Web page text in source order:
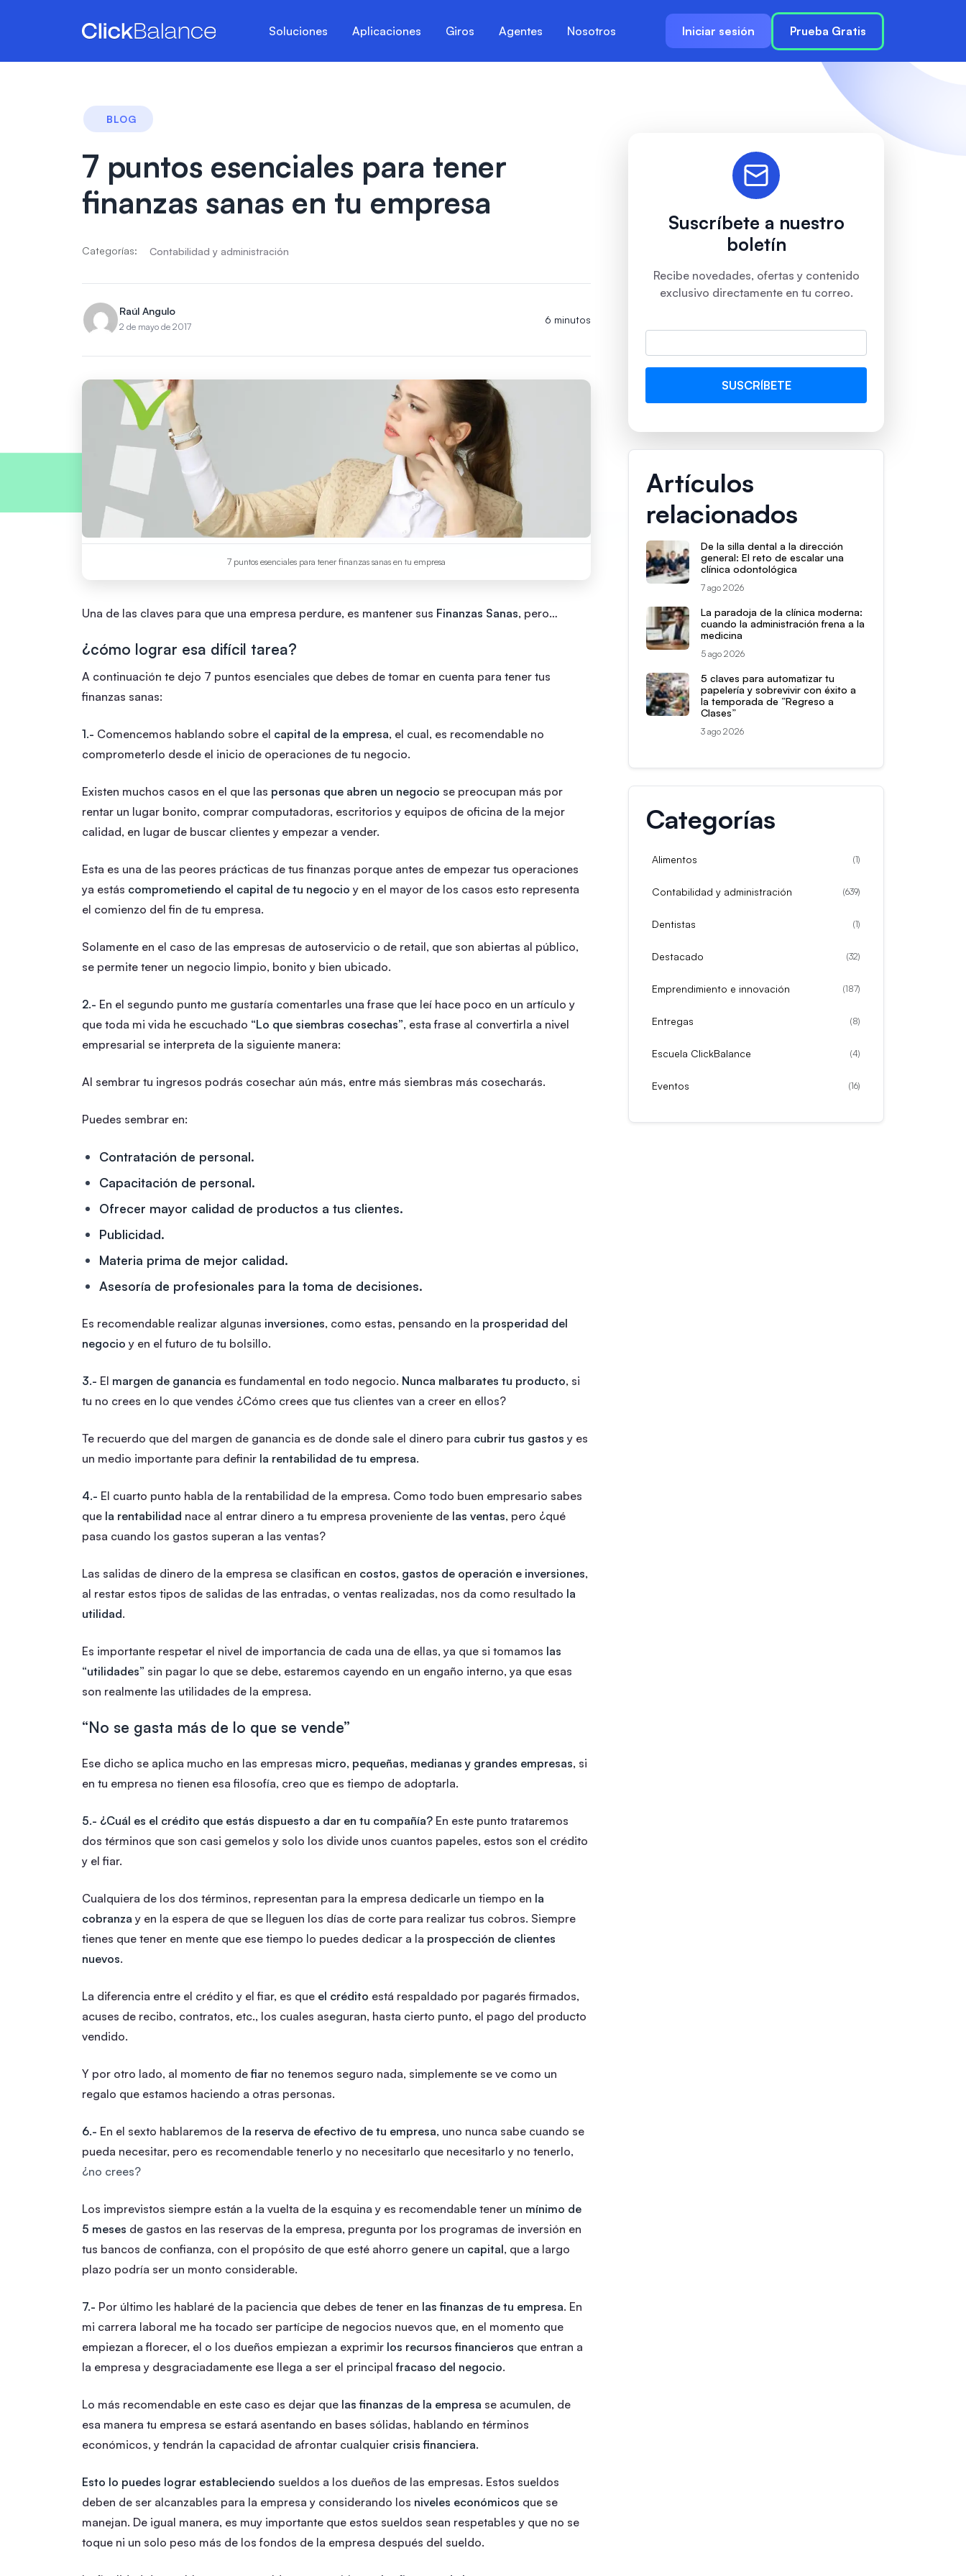
Soluciones Aplicaciones Giros Agentes Nosotros Iniciar sesión Prueba Gratis
BLOG
7 puntos esenciales para tener
finanzas sanas en tu empresa
Categorías: Contabilidad y administración
Raúl Angulo
2 de mayo de 2017
6 minutos
7 puntos esenciales para tener finanzas sanas en tu empresa
Una de las claves para que una empresa perdure, es mantener sus Finanzas Sanas, pero…
¿cómo lograr esa difícil tarea?
A continuación te dejo 7 puntos esenciales que debes de tomar en cuenta para tener tus
finanzas sanas:
1.- Comencemos hablando sobre el capital de la empresa, el cual, es recomendable no
comprometerlo desde el inicio de operaciones de tu negocio.
Existen muchos casos en el que las personas que abren un negocio se preocupan más por
rentar un lugar bonito, comprar computadoras, escritorios y equipos de oficina de la mejor
calidad, en lugar de buscar clientes y empezar a vender.
Esta es una de las peores prácticas de tus finanzas porque antes de empezar tus operaciones
ya estás comprometiendo el capital de tu negocio y en el mayor de los casos esto representa
el comienzo del fin de tu empresa.
Solamente en el caso de las empresas de autoservicio o de retail, que son abiertas al público,
se permite tener un negocio limpio, bonito y bien ubicado.
2.- En el segundo punto me gustaría comentarles una frase que leí hace poco en un artículo y
que toda mi vida he escuchado “Lo que siembras cosechas”, esta frase al convertirla a nivel
empresarial se interpreta de la siguiente manera:
Al sembrar tu ingresos podrás cosechar aún más, entre más siembras más cosecharás.
Puedes sembrar en:
Contratación de personal.
Capacitación de personal.
Ofrecer mayor calidad de productos a tus clientes.
Publicidad.
Materia prima de mejor calidad.
Asesoría de profesionales para la toma de decisiones.
Es recomendable realizar algunas inversiones, como estas, pensando en la prosperidad del
negocio y en el futuro de tu bolsillo.
3.- El margen de ganancia es fundamental en todo negocio. Nunca malbarates tu producto, si
tu no crees en lo que vendes ¿Cómo crees que tus clientes van a creer en ellos?
Te recuerdo que del margen de ganancia es de donde sale el dinero para cubrir tus gastos y es
un medio importante para definir la rentabilidad de tu empresa.
4.- El cuarto punto habla de la rentabilidad de la empresa. Como todo buen empresario sabes
que la rentabilidad nace al entrar dinero a tu empresa proveniente de las ventas, pero ¿qué
pasa cuando los gastos superan a las ventas?
Las salidas de dinero de la empresa se clasifican en costos, gastos de operación e inversiones,
al restar estos tipos de salidas de las entradas, o ventas realizadas, nos da como resultado la
utilidad.
Es importante respetar el nivel de importancia de cada una de ellas, ya que si tomamos las
“utilidades” sin pagar lo que se debe, estaremos cayendo en un engaño interno, ya que esas
son realmente las utilidades de la empresa.
“No se gasta más de lo que se vende”
Ese dicho se aplica mucho en las empresas micro, pequeñas, medianas y grandes empresas, si
en tu empresa no tienen esa filosofía, creo que es tiempo de adoptarla.
5.- ¿Cuál es el crédito que estás dispuesto a dar en tu compañía? En este punto trataremos
dos términos que son casi gemelos y solo los divide unos cuantos papeles, estos son el crédito
y el fiar.
Cualquiera de los dos términos, representan para la empresa dedicarle un tiempo en la
cobranza y en la espera de que se lleguen los días de corte para realizar tus cobros. Siempre
tienes que tener en mente que ese tiempo lo puedes dedicar a la prospección de clientes
nuevos.
La diferencia entre el crédito y el fiar, es que el crédito está respaldado por pagarés firmados,
acuses de recibo, contratos, etc., los cuales aseguran, hasta cierto punto, el pago del producto
vendido.
Y por otro lado, al momento defiar no tenemos seguro nada, simplemente se ve como un
regalo que estamos haciendo a otras personas.
6.- En el sexto hablaremos de la reserva de efectivo de tu empresa, uno nunca sabe cuando se
pueda necesitar, pero es recomendable tenerlo y no necesitarlo que necesitarlo y no tenerlo,
¿no crees?
Los imprevistos siempre están a la vuelta de la esquina y es recomendable tener un mínimo de
5 meses de gastos en las reservas de la empresa, pregunta por los programas de inversión en
tus bancos de confianza, con el propósito de que esté ahorro genere un capital, que a largo
plazo podría ser un monto considerable.
7.- Por último les hablaré de la paciencia que debes de tener en las finanzas de tu empresa. En
mi carrera laboral me ha tocado ser partícipe de negocios nuevos que, en el momento que
empiezan a florecer, el o los dueños empiezan a exprimir los recursos financieros que entran a
la empresa y desgraciadamente ese llega a ser el principalfracaso del negocio.
Lo más recomendable en este caso es dejar que las finanzas de la empresa se acumulen, de
esa manera tu empresa se estará asentando en bases sólidas, hablando en términos
económicos, y tendrán la capacidad de afrontar cualquier crisis financiera.
Esto lo puedes lograr estableciendo sueldos a los dueños de las empresas. Estos sueldos
deben de ser alcanzables para la empresa y considerando los niveles económicos que se
manejan. De igual manera, es muy importante que estos sueldos sean respetables y que no se
toque ni un solo peso más de los fondos de la empresa después del sueldo.
Suscríbete a nuestro
boletín
Recibe novedades, ofertas y contenido
exclusivo directamente en tu correo.
Artículos
relacionados
De la silla dental a la dirección
general: El reto de escalar una
clínica odontológica
7 ago 2026
La paradoja de la clínica moderna:
cuando la administración frena a la
medicina
5 ago 2026
5 claves para automatizar tu
papelería y sobrevivir con éxito a
la temporada de “Regreso a
Clases”
3 ago 2026
Categorías
Alimentos (1)
Contabilidad y administración (639)
Dentistas (1)
Destacado (32)
Emprendimiento e innovación (187)
Entregas (8)
Escuela ClickBalance (4)
Eventos (16)